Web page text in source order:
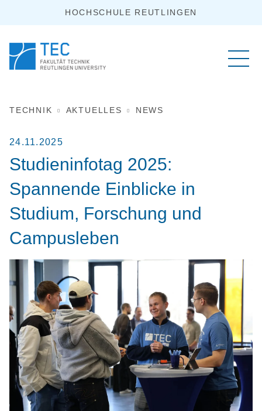
HOCHSCHULE REUTLINGEN
TECHNIK AKTUELLES NEWS
24.11.2025
Studieninfotag 2025:
Spannende Einblicke in
Studium, Forschung und
Campusleben